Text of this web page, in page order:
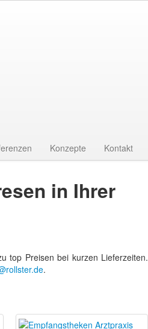
Konzepte Kontakt
in Ihrer
top Preisen bei kurzen Lieferzeiten.
.